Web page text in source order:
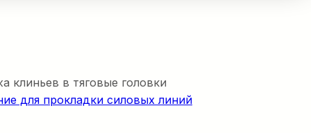
клиньев в тяговые головки
для прокладки силовых линий